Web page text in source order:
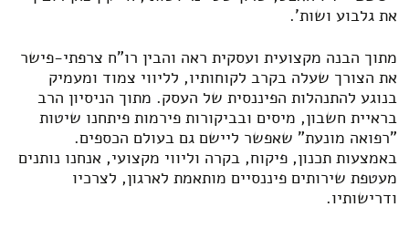
את גלבוע ושות'.
מתוך הבנה מקצועית ועסקית ראה והבין רו"ח צרפתי-פישר
את הצורך שעלה בקרב לקוחותיו, לליווי צמוד ומעמיק
בנוגע להתנהלות הפיננסית של העסק. מתוך הניסיון הרב
בראיית חשבון, מיסים ובביקורות פירמות פיתחנו שיטות
"רפואה מונעת" שאפשר ליישם גם בעולם הכספים.
באמצעות תכנון, פיקוח, בקרה וליווי מקצועי, אנחנו נותנים
מעטפת שירותים פיננסיים מותאמת לארגון, לצרכיו
ודרישותיו.